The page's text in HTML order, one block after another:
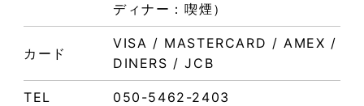
ディナー：喫煙）
カード
VISA / MASTERCARD / AMEX /
DINERS / JCB
TEL 050-5462-2403